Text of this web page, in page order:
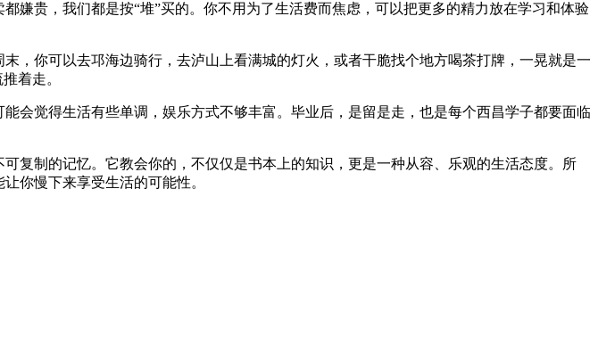
嫌贵，我们都是按“堆”买的。你不用为了生活费而焦虑，可以把更多的精力放在学习和体验
，你可以去邛海边骑行，去泸山上看满城的灯火，或者干脆找个地方喝茶打牌，一晃就是一
着走。
会觉得生活有些单调，娱乐方式不够丰富。毕业后，是留是走，也是每个西昌学子都要面临
复制的记忆。它教会你的，不仅仅是书本上的知识，更是一种从容、乐观的生活态度。所
你慢下来享受生活的可能性。